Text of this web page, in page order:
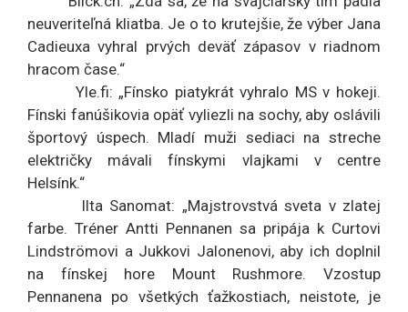
neuveriteľná kliatba. Je o to krutejšie, že výber Jana
Cadieuxa vyhral prvých deväť zápasov v riadnom
hracom čase.“
Yle.fi: „Fínsko piatykrát vyhralo MS v hokeji.
Fínski fanúšikovia opäť vyliezli na sochy, aby oslávili
športový úspech. Mladí muži sediaci na streche
električky mávali fínskymi vlajkami v centre
Helsínk.“
Ilta Sanomat: „Majstrovstvá sveta v zlatej
farbe. Tréner Antti Pennanen sa pripája k Curtovi
Lindströmovi a Jukkovi Jalonenovi, aby ich doplnil
na fínskej hore Mount Rushmore. Vzostup
Pennanena po všetkých ťažkostiach, neistote, je